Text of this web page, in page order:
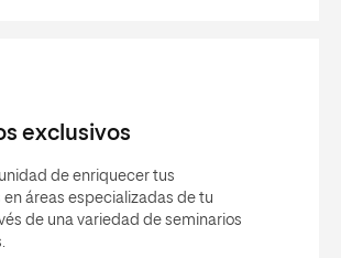
exclusivos
de enriquecer tus
áreas especializadas de tu
de una variedad de seminarios